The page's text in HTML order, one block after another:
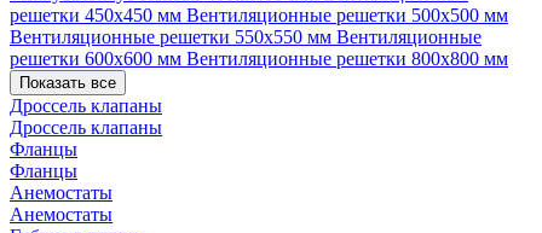
решетки 450х450 мм Вентиляционные решетки 500х500 мм
Вентиляционные решетки 550х550 мм Вентиляционные
решетки 600х600 мм Вентиляционные решетки 800х800 мм
Показать все
Дроссель клапаны
Дроссель клапаны
Фланцы
Фланцы
Анемостаты
Анемостаты